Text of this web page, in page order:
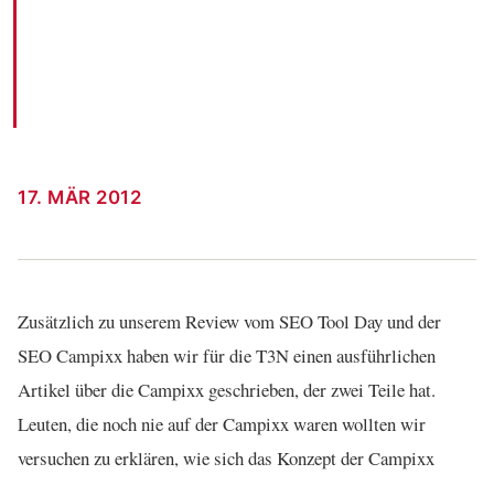
17. MÄR 2012
Zusätzlich zu unserem Review vom SEO Tool Day und der
SEO Campixx haben wir für die T3N einen ausführlichen
Artikel über die Campixx geschrieben, der zwei Teile hat.
Leuten, die noch nie auf der Campixx waren wollten wir
versuchen zu erklären, wie sich das Konzept der Campixx